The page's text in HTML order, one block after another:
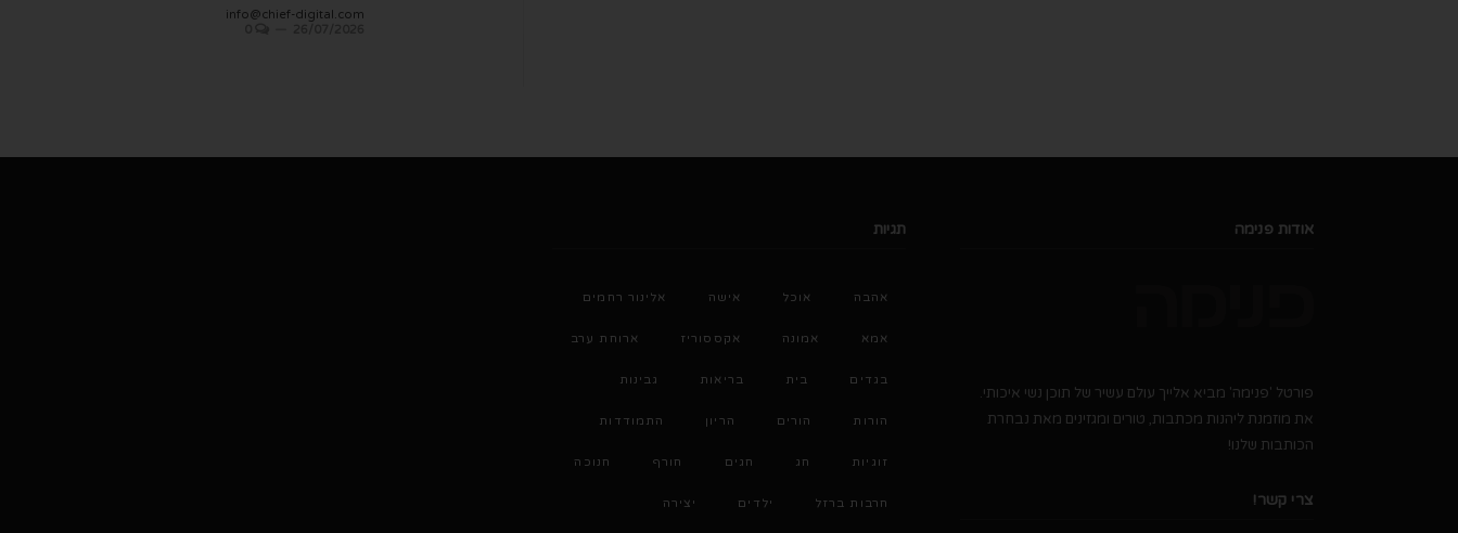
info@chief-digital.com
אודות פנימה
פורטל 'פנימה' מביא אלייך עולם עשיר של תוכן נשי איכותי.
את מוזמנת ליהנות מכתבות, טורים ומגזינים מאת נבחרת
הכותבות שלנו!
צרי קשר!
תגיות
אהבה אוכל אישה אלינור רחמים
אמא אמונה אקססוריז ארוחת ערב
בגדים בית בריאות גבינות
הורות הורים הריון התמודדות
זוגיות חג חגים חורף חנוכה
חרבות ברזל ילדים יצירה